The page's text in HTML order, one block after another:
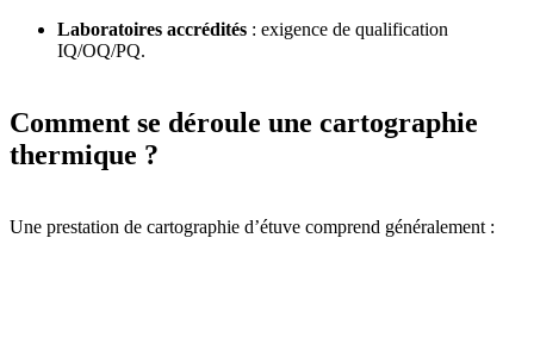
Laboratoires accrédités : exigence de qualification
IQ/OQ/PQ.
Comment se déroule une cartographie
thermique ?
Une prestation de cartographie d’étuve comprend généralement :